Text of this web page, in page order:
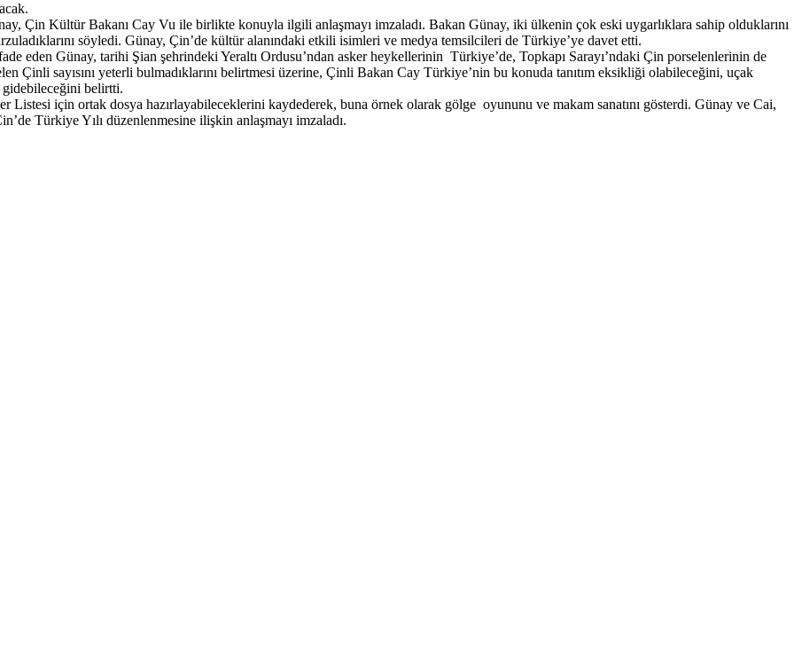
Çin Kültür Bakanı Cay Vu ile birlikte konuyla ilgili anlaşmayı imzaladı. Bakan Günay, iki ülkenin çok eski uygarlıklara sahip olduklarını
söyledi. Günay, Çin’de kültür alanındaki etkili isimleri ve medya temsilcileri de Türkiye’ye davet etti.
eden Günay, tarihi Şian şehrindeki Yeraltı Ordusu’ndan asker heykellerinin Türkiye’de, Topkapı Sarayı’ndaki Çin porselenlerinin de
Çinli sayısını yeterli bulmadıklarını belirtmesi üzerine, Çinli Bakan Cay Türkiye’nin bu konuda tanıtım eksikliği olabileceğini, uçak
gidebileceğini belirtti.
için ortak dosya hazırlayabileceklerini kaydederek, buna örnek olarak gölge oyununu ve makam sanatını gösterdi. Günay ve Cai,
Türkiye Yılı düzenlenmesine ilişkin anlaşmayı imzaladı.